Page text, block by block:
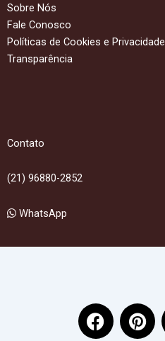
Sobre Nós
Fale Conosco
Políticas de Cookies e Privacidade
Transparência
Contato
(21) 96880-2852
WhatsApp
F
a
P
i